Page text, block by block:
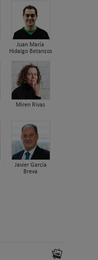
Juan María
Hidalgo Betanzos
Miren Rivas
Javier García
Breva